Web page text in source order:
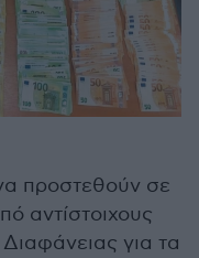
προστεθούν σε
αντίστοιχους
για τα